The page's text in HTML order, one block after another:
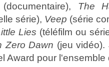
(documentaire),
The
série), Veep (série
Lies (téléfilm ou
Zero Dawn (jeu
Award pour l'ensemble